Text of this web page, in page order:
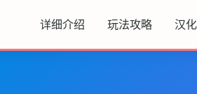
详细介绍 玩法攻略 汉